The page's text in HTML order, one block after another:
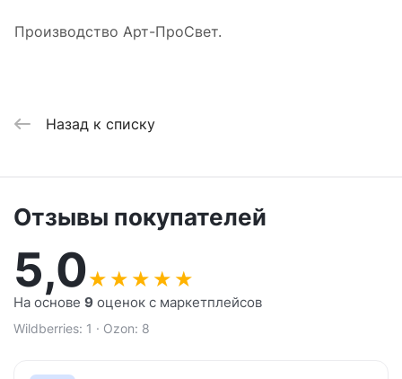
Производство Арт-ПроСвет.
Назад к списку
Отзывы покупателей
5,0★ ★ ★ ★ ★
На основе 9 оценок с маркетплейсов
Wildberries: 1 · Ozon: 8